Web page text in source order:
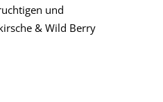
und
& Wild Berry